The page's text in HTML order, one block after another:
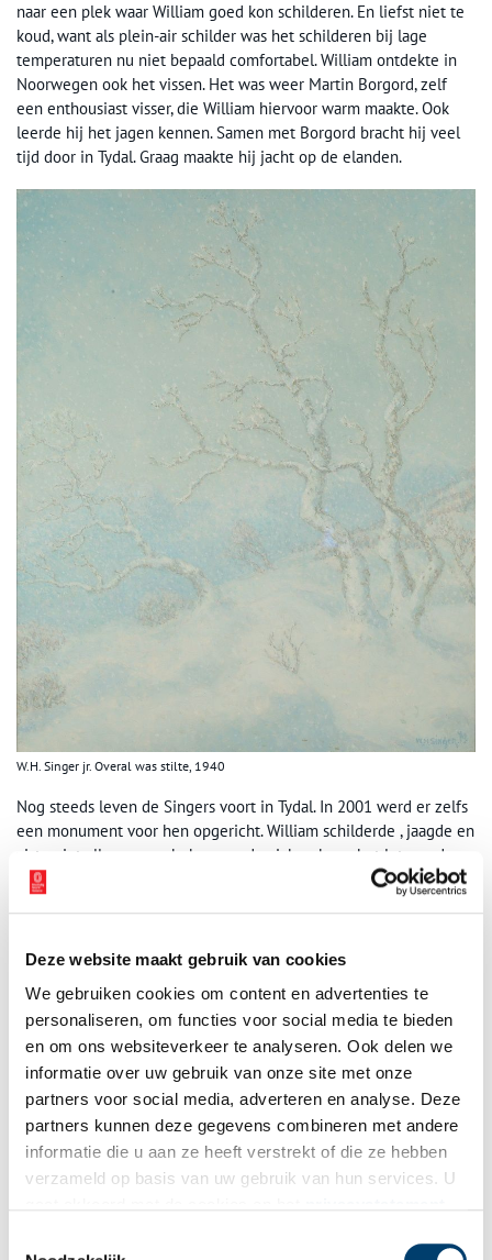
Deze website maakt gebruik van cookies
We gebruiken cookies om content en advertenties te
personaliseren, om functies voor social media te bieden
en om ons websiteverkeer te analyseren. Ook delen we
informatie over uw gebruik van onze site met onze
partners voor social media, adverteren en analyse. Deze
partners kunnen deze gegevens combineren met andere
informatie die u aan ze heeft verstrekt of die ze hebben
verzameld op basis van uw gebruik van hun services. U
naar een plek waar William goed kon schilderen. En liefst niet te
koud, want als plein-air schilder was het schilderen bij lage
temperaturen nu niet bepaald comfortabel. William ontdekte in
Noorwegen ook het vissen. Het was weer Martin Borgord, zelf
een enthousiast visser, die William hiervoor warm maakte. Ook
leerde hij het jagen kennen. Samen met Borgord bracht hij veel
tijd door in Tydal. Graag maakte hij jacht op de elanden.
W.H. Singer jr. Overal was stilte, 1940
Nog steeds leven de Singers voort in Tydal. In 2001 werd er zelfs
een monument voor hen opgericht. William schilderde , jaagde en
viste niet alleen maar bekommerde zich ook om het lot van de
boeren. Hij kocht voor hen de pacht af zodat de boeren een
eigen bedrijf konden starten. Nog steeds de bevolking William en
naar om in het middelpunt van de belangstelling te staan. Hij
zocht graag de eenzaamheid op en beschouwde de natuur als
zijn beste vriend. Dit in tegenstelling tot zijn vrouw Anna, zij
hield van het societyleven en organiseerde graag muziekavonden
voor haar vrienden. Haar liefde voor William was groot, ze volgde
hem waar hij heen wilde, dus ook naar Noorwegen, het land van
een prachtige natuur waar het kan gebeuren dat je dagenlang
niemand tegenkomt.
Geschreven door Margriet van Seumeren.